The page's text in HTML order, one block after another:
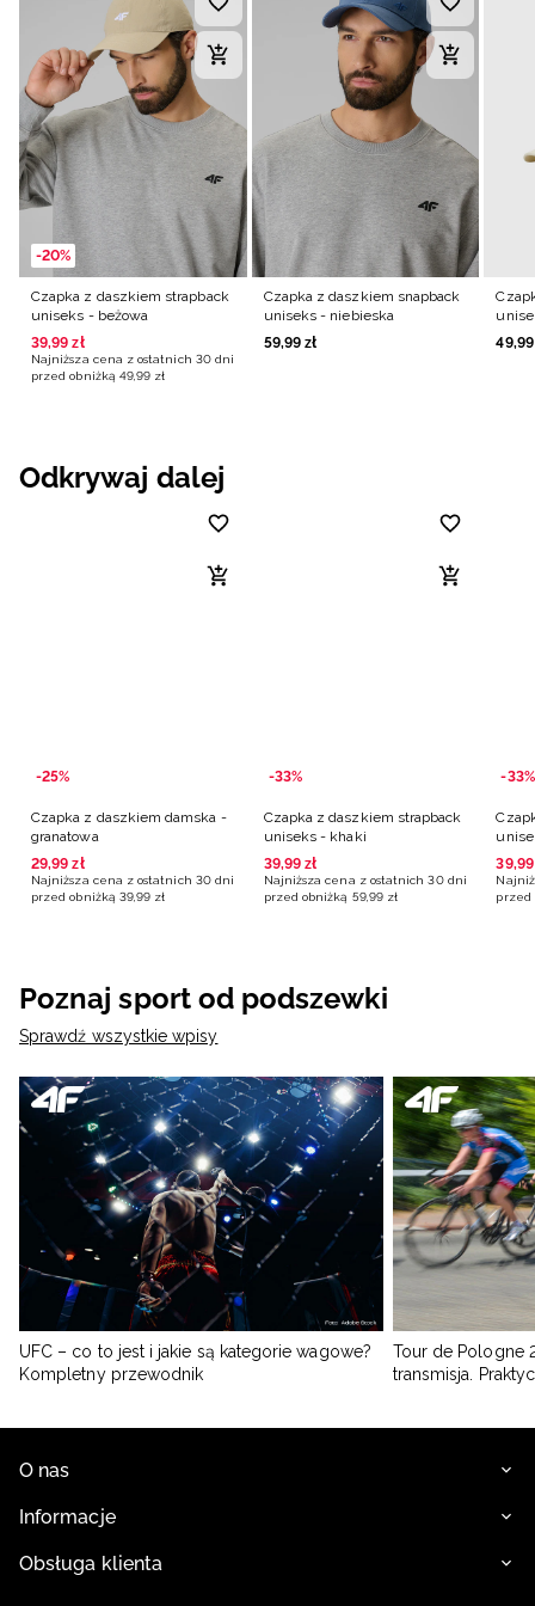
-20%
Czapka z daszkiem strapback
uniseks - beżowa
39,99 zł
Najniższa cena z ostatnich 30 dni
przed obniżką 49,99 zł
Czapka z daszkiem snapback
uniseks - niebieska
59,99 zł
49,99
Odkrywaj dalej
-25%
Czapka z daszkiem damska -
granatowa
29,99 zł
Najniższa cena z ostatnich 30 dni
przed obniżką 39,99 zł
-33%
Czapka z daszkiem strapback
uniseks - khaki
39,99 zł
Najniższa cena z ostatnich 30 dni
przed obniżką 59,99 zł
-33%
39,99
przed
Poznaj sport od podszewki
Sprawdź wszystkie wpisy
UFC – co to jest i jakie są kategorie wagowe?
Kompletny przewodnik
Tour de Pologne
transmisja.
O nas
Informacje
Obsługa klienta